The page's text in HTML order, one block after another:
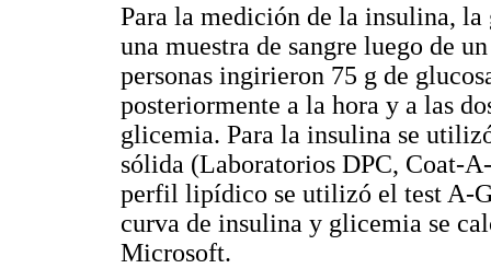
Para la medición de la insulina,
una muestra de sangre luego de
personas ingirieron 75 g de
posteriormente a la hora y a las
glicemia. Para la insulina se
sólida (Laboratorios DPC, Coat-
perfil lipídico se utilizó el test A-
curva de insulina y glicemia se
Microsoft.